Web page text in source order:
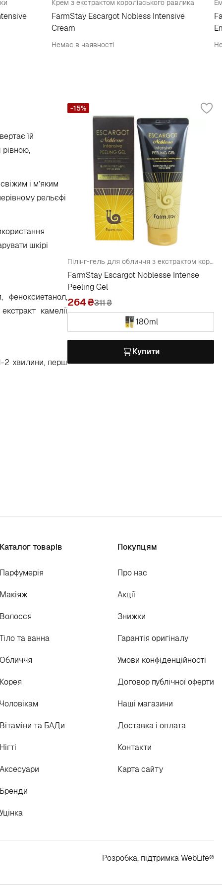
Крем з екстрактом королівського равлика
FarmStay Escargot Nobless Intensive
Cream
Немає в наявності
їй
рівною,
і м’яким
рельєфі
шкірі
феноксиетанол,
камелії
2 хвилини, перш
Пілінг-гель для обличчя з екстрактом королівського равлика
FarmStay Escargot Noblesse Intense
Peeling Gel
264 311₴
180ml
Купити
-15%
Каталог товарів
Парфумерія
Макіяж
Волосся
Тіло та ванна
Обличчя
Корея
Чоловікам
Вітаміни та БАДи
Нігті
Аксесуари
Бренди
Уцінка
Покупцям
Про нас
Акції
Знижки
Гарантія оригіналу
Умови конфіденційності
Договор публічної оферти
Наші магазини
Доставка і оплата
Контакти
Карта сайту
Розробка, підтримкаWebLife®